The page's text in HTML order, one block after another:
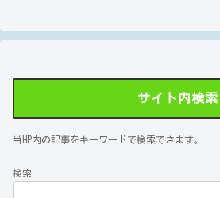
サイト内検索
当HP内の記事をキーワードで検索できます。
検索